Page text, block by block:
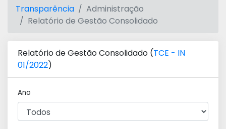
Transparência
Administração
Relatório de Gestão Consolidado
Relatório de Gestão Consolidado (TCE - IN
01/2022)
Ano